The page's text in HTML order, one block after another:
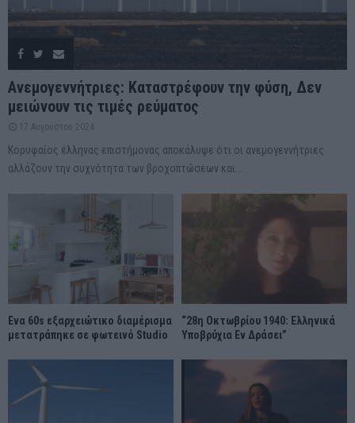
Ανεμογεννήτριες: Καταστρέφουν την φύση, Δεν
μειώνουν τις τιμές ρεύματος
17 Αυγούστου 2024
Κορυφαίος έλληνας επιστήμονας αποκάλυψε ότι οι ανεμογεννήτριες
αλλάζουν την συχνότητα των βροχοπτώσεων και...
Ένα 60s εξαρχειώτικο διαμέρισμα
μετατράπηκε σε φωτεινό Studio
“28η Οκτωβρίου 1940: Ελληνικά
Υποβρύχια Εν Δράσει”